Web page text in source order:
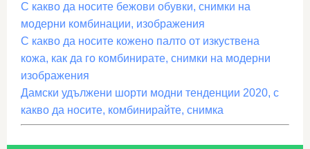
С какво да носите бежови обувки, снимки на
модерни комбинации, изображения
С какво да носите кожено палто от изкуствена
кожа, как да го комбинирате, снимки на модерни
изображения
Дамски удължени шорти модни тенденции 2020, с
какво да носите, комбинирайте, снимка